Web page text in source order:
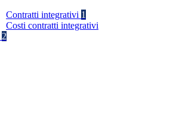
Contratti integrativi 1
Costi contratti integrativi
2